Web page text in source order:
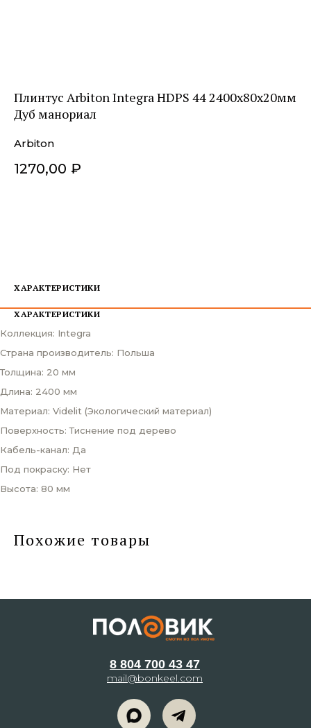
Плинтус Arbiton Integra HDPS 44 2400х80х20мм
Дуб манориал
Arbiton
1270,00 ₽
ХАРАКТЕРИСТИКИ
ХАРАКТЕРИСТИКИ
Коллекция: Integra
Страна производитель: Польша
Толщина: 20 мм
Длина: 2400 мм
Материал: Videlit (Экологический материал)
Поверхность: Тиснение под дерево
Кабель-канал: Да
Под покраску: Нет
Высота: 80 мм
Похожие товары
8 804 700 43 47
mail@bonkeel.com